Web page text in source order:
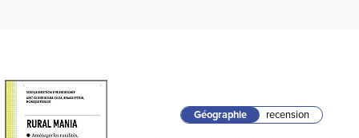
Géographie recension